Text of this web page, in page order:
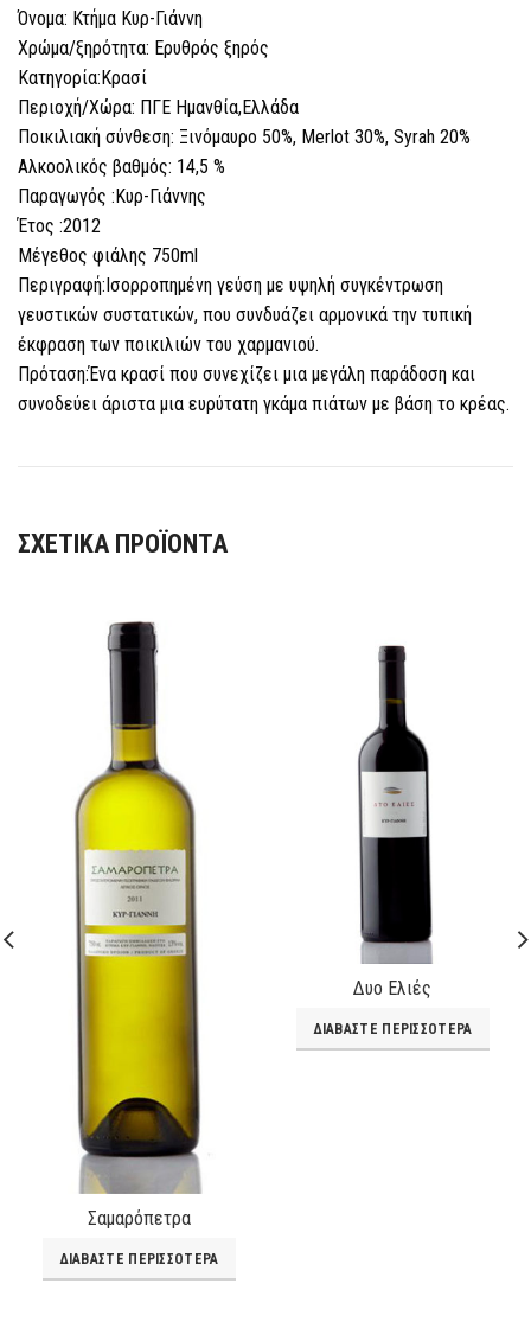
Όνομα: Κτήμα Κυρ-Γιάννη
Χρώμα/ξηρότητα: Ερυθρός ξηρός
Κατηγορία:Κρασί
Περιοχή/Χώρα: ΠΓΕ Ημανθία,Ελλάδα
Ποικιλιακή σύνθεση: Ξινόμαυρο 50%, Merlot 30%, Syrah 20%
Αλκοολικός βαθμός: 14,5 %
Παραγωγός :Κυρ-Γιάννης
Έτος :2012
Μέγεθος φιάλης 750ml
Περιγραφή:Ισορροπημένη γεύση με υψηλή συγκέντρωση
γευστικών συστατικών, που συνδυάζει αρμονικά την τυπική
έκφραση των ποικιλιών του χαρμανιού.
Πρόταση:Ένα κρασί που συνεχίζει μια μεγάλη παράδοση και
συνοδεύει άριστα μια ευρύτατη γκάμα πιάτων με βάση το κρέας.
ΣΧΕΤΙΚΆ ΠΡΟΪΌΝΤΑ
Σαμαρόπετρα
ΔΙΑΒΆΣΤΕ ΠΕΡΙΣΣΌΤΕΡΑ
Δυο Ελιές
ΔΙΑΒΆΣΤΕ ΠΕΡΙΣΣΌΤΕΡΑ